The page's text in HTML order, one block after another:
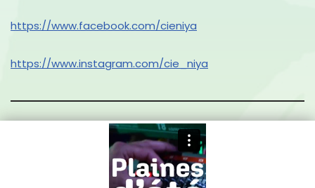
https://www.facebook.com/cieniya
https://www.instagram.com/cie_niya